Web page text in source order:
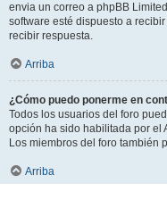
envia un correo a phpBB Limited
software esté dispuesto a
recibir respuesta.
Arriba
¿Cómo puedo ponerme en
Todos los usuarios del foro
opción ha sido habilitada por el
Los miembros del foro también
Arriba